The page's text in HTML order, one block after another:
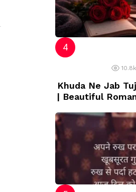
10.8k
Khuda Ne Jab
| Beautiful